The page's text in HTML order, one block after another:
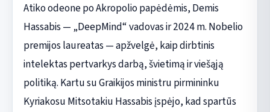
Atiko odeone po Akropolio papėdėmis, Demis
Hassabis — „DeepMind“ vadovas ir 2024 m. Nobelio
premijos laureatas — apžvelgė, kaip dirbtinis
intelektas pertvarkys darbą, švietimą ir viešąją
politiką. Kartu su Graikijos ministru pirmininku
Kyriakosu Mitsotakiu Hassabis įspėjo, kad spartūs